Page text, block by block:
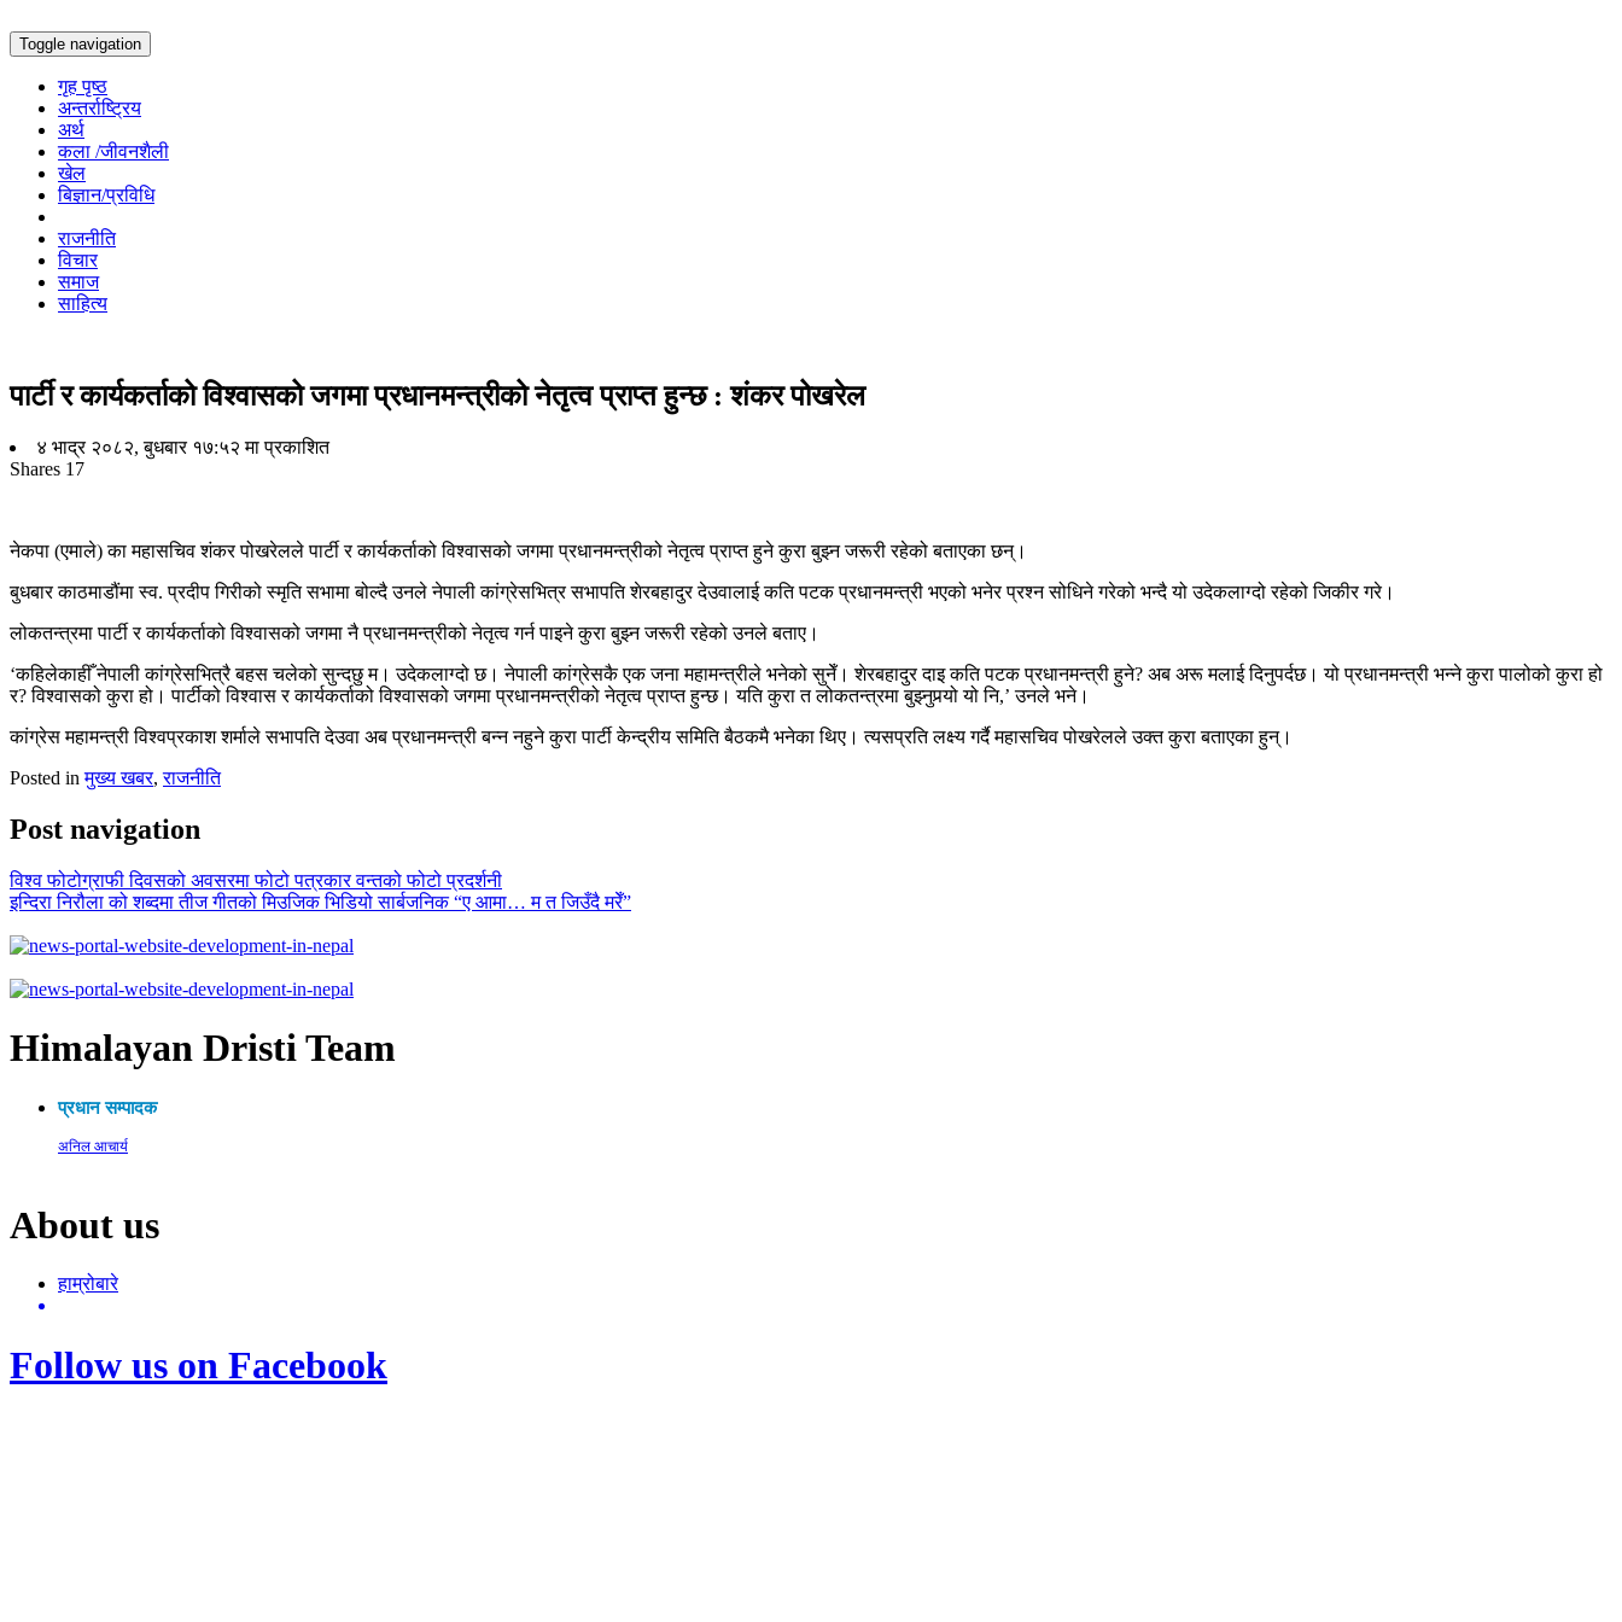
Toggle navigation
गृह पृष्ठ
अन्तर्राष्ट्रिय
अर्थ
कला /जीवनशैली
खेल
बिज्ञान/प्रविधि
राजनीति
विचार
समाज
साहित्य
पार्टी र कार्यकर्ताको विश्वासको जगमा प्रधानमन्त्रीको नेतृत्व प्राप्त हुन्छ : शंकर पोखरेल
४ भाद्र २०८२, बुधबार १७:५२ मा प्रकाशित
Shares 17
नेकपा (एमाले) का महासचिव शंकर पोखरेलले पार्टी र कार्यकर्ताको विश्वासको जगमा प्रधानमन्त्रीको नेतृत्व प्राप्त हुने कुरा बुझ्न जरूरी रहेको बताएका छन्।
बुधबार काठमाडौंमा स्व. प्रदीप गिरीको स्मृति सभामा बोल्दै उनले नेपाली कांग्रेसभित्र सभापति शेरबहादुर देउवालाई कति पटक प्रधानमन्त्री भएको भनेर प्रश्न सोधिने गरेको भन्दै यो उदेकलाग्दो रहेको जिकीर गरे।
लोकतन्त्रमा पार्टी र कार्यकर्ताको विश्वासको जगमा नै प्रधानमन्त्रीको नेतृत्व गर्न पाइने कुरा बुझ्न जरूरी रहेको उनले बताए।
‘कहिलेकाहीँ नेपाली कांग्रेसभित्रै बहस चलेको सुन्दछु म। उदेकलाग्दो छ। नेपाली कांग्रेसकै एक जना महामन्त्रीले भनेको सुनेँ। शेरबहादुर दाइ कति पटक प्रधानमन्त्री हुने? अब अरू मलाई दिनुपर्दछ। यो प्रधानमन्त्री भन्ने कुरा पालोको कुरा हो
र? विश्वासको कुरा हो। पार्टीको विश्वास र कार्यकर्ताको विश्वासको जगमा प्रधानमन्त्रीको नेतृत्व प्राप्त हुन्छ। यति कुरा त लोकतन्त्रमा बुझ्नुपर्‍यो यो नि,’ उनले भने।
कांग्रेस महामन्त्री विश्वप्रकाश शर्माले सभापति देउवा अब प्रधानमन्त्री बन्न नहुने कुरा पार्टी केन्द्रीय समिति बैठकमै भनेका थिए। त्यसप्रति लक्ष्य गर्दै महासचिव पोखरेलले उक्त कुरा बताएका हुन्।
Posted inमुख्य खबर,राजनीति
Post navigation
विश्व फोटोग्राफी दिवसको अवसरमा फोटो पत्रकार वन्तको फोटो प्रदर्शनी
इन्दिरा निरौला को शब्दमा तीज गीतको मिउजिक भिडियो सार्बजनिक “ए आमा… म त जिउँदै मरेँ”
Himalayan Dristi Team
प्रधान सम्पादक
अनिल आचार्य
About us
हाम्रोबारे
Follow us on Facebook